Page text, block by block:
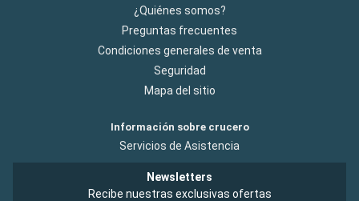
¿Quiénes somos?
Preguntas frecuentes
Condiciones generales de venta
Seguridad
Mapa del sitio
Información sobre crucero
Servicios de Asistencia
Newsletters
Recibe nuestras exclusivas ofertas